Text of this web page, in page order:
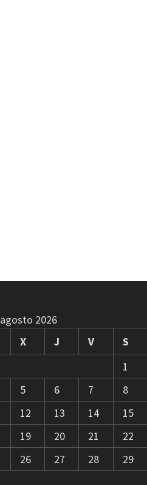
agosto 2026
X J V
S
1
5 6 7
8
12 13 14
15
19 20 21
22
26 27 28
29